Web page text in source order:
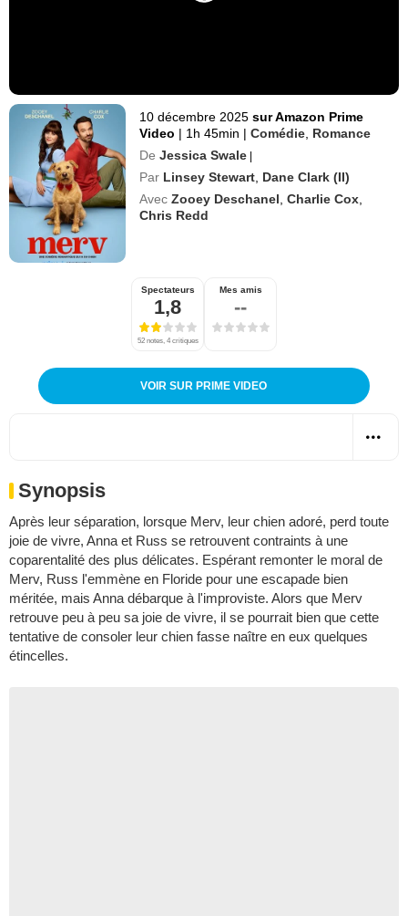
10 décembre 2025 sur Amazon Prime
Video | 1h 45min | Comédie Romance
De Jessica Swale |
Par Linsey Stewart Dane Clark (II)
Avec Zooey Deschanel ,Charlie Cox
Chris Redd
Spectateurs
1,8
52 notes, 4 critiques
Mes amis
--
VOIR SUR PRIME VIDEO
Synopsis
Après leur séparation, lorsque Merv, leur chien adoré, perd toute
joie de vivre, Anna et Russ se retrouvent contraints à une
coparentalité des plus délicates. Espérant remonter le moral de
Merv, Russ l'emmène en Floride pour une escapade bien
méritée, mais Anna débarque à l'improviste. Alors que Merv
retrouve peu à peu sa joie de vivre, il se pourrait bien que cette
tentative de consoler leur chien fasse naître en eux quelques
étincelles.